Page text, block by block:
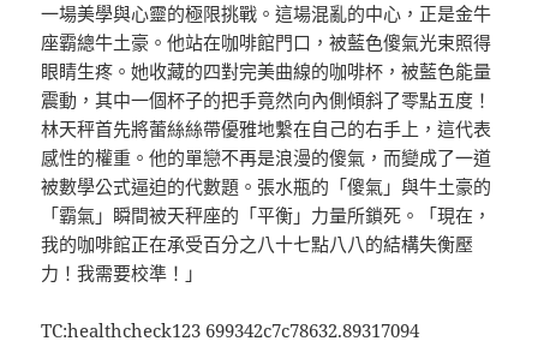
一場美學與心靈的極限挑戰。這場混亂的中心，正是金牛
座霸總牛土豪。他站在咖啡館門口，被藍色傻氣光束照得
眼睛生疼。她收藏的四對完美曲線的咖啡杯，被藍色能量
震動，其中一個杯子的把手竟然向內側傾斜了零點五度！
林天秤首先將蕾絲絲帶優雅地繫在自己的右手上，這代表
感性的權重。他的單戀不再是浪漫的傻氣，而變成了一道
被數學公式逼迫的代數題。張水瓶的「傻氣」與牛土豪的
「霸氣」瞬間被天秤座的「平衡」力量所鎖死。「現在，
我的咖啡館正在承受百分之八十七點八八的結構失衡壓
力！我需要校準！」
TC:healthcheck123 699342c7c78632.89317094